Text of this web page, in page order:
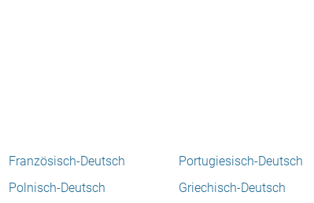
Französisch-Deutsch Portugiesisch-Deutsch
Polnisch-Deutsch Griechisch-Deutsch